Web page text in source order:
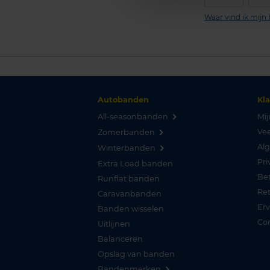
Waar vind ik mijn
Autobanden
All-seasonbanden
Zomerbanden
Winterbanden
Extra Load banden
Runflat banden
Caravanbanden
Banden wisselen
Uitlijnen
Balanceren
Opslag van banden